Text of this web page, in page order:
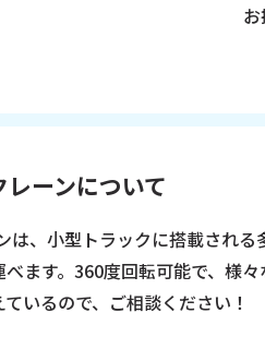
タ
トン 中型 小型
〜
ーンについて
は、小型トラックに搭載され
ます。360度回転可能で、様
いるので、ご相談ください！